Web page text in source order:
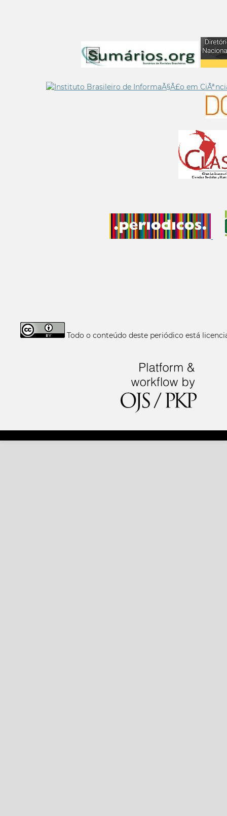
Todo o conteúdo deste periódico está